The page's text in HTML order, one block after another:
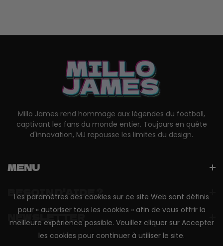
Millo James rend hommage aux légendes du football,
captivant les fans du monde entier. Toujours en quête
d'innovation, MJ repousse les limites du design.
MENU
BESOIN D'AIDE ?
NEWSLETTER
Les paramètres des cookies sur ce site Web sont définis
pour « autoriser tous les cookies » afin de vous offrir la
meilleure expérience possible. Veuillez cliquer sur Accepter
les cookies pour continuer à utiliser le site.